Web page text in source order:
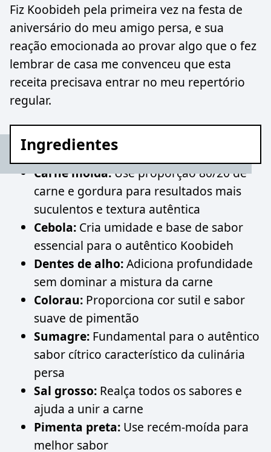
Fiz Koobideh pela primeira vez na festa de
aniversário do meu amigo persa, e sua
reação emocionada ao provar algo que o fez
lembrar de casa me convenceu que esta
receita precisava entrar no meu repertório
regular.
Ingredientes
Carne moída:Use proporção 80/20 de
carne e gordura para resultados mais
suculentos e textura autêntica
Cebola: Cria umidade e base de sabor
essencial para o autêntico Koobideh
Dentes de alho:Adiciona profundidade
sem dominar a mistura da carne
Colorau: Proporciona cor sutil e sabor
suave de pimentão
Sumagre: Fundamental para o autêntico
sabor cítrico característico da culinária
persa
Sal grosso: Realça todos os sabores e
ajuda a unir a carne
Pimenta preta: Use recém-moída para
melhor sabor